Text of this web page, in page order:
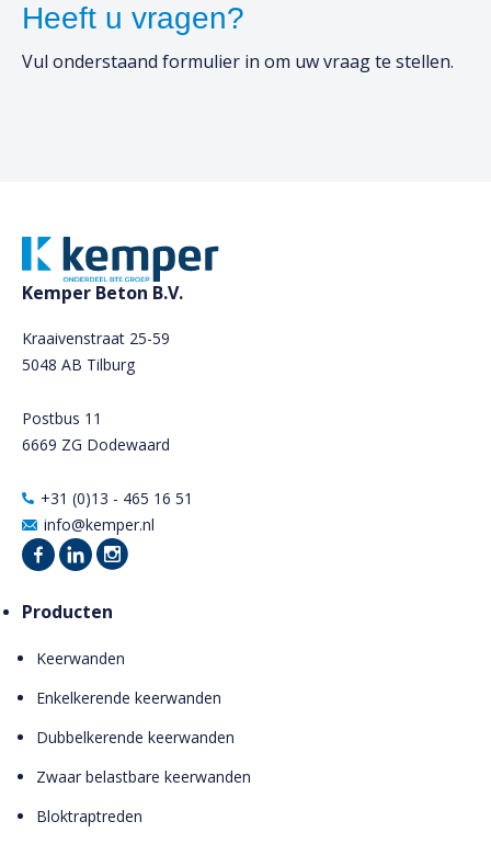
Heeft u vragen?
Vul onderstaand formulier in om uw vraag te stellen.
Kemper Beton B.V.
Kraaivenstraat 25-59
5048 AB Tilburg
Postbus 11
6669 ZG Dodewaard
+31 (0)13 - 465 16 51
info@kemper.nl
Producten
Keerwanden
Enkelkerende keerwanden
Dubbelkerende keerwanden
Zwaar belastbare keerwanden
Bloktraptreden